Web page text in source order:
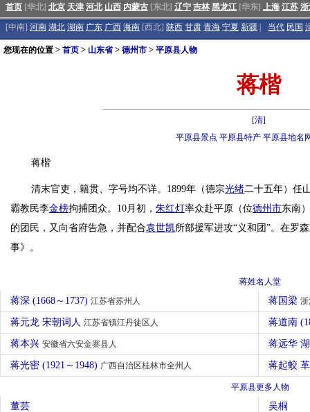
首页 [华北] 北京 天津 河北 山西 内蒙古 [东北] 辽宁 吉林 黑龙江 [华东] 上海 江苏
[中南] 河南 湖北 湖南 广东 广西 海南 [西北] 陕西 甘肃 青海 宁夏 新疆 当代 民国
您现在的位置 > 首页 > 山东省> 德州市 > 平原县人物
蒋楷
[清]
平原县景点 平原县特产 平原县地名
蒋楷
清末官吏，籍贯、字号均不详。1899年（德宗光绪二十五年）任
霸教民李金榜拘捕团众。10月初， 朱红灯率众赴平原（位德州市东南
的团民，又向省府告急，并配合袁世凯所部援军进攻“义和团”。在罗
事》。
蒋姓名人堂
蒋深 (1668～1737) 江苏省苏州人 蒋国梁
蒋元龙 宋朝词人 江苏省镇江丹徒区人 蒋道南
蒋本兴 安徽省六安金寨县人 蒋远华
蒋光密 (1921～1948) 广西自治区桂林市全州人 蒋起蛟
平原县更多人物
董芸 吴桐